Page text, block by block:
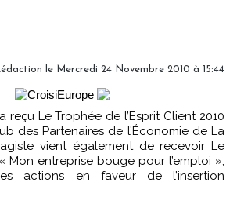
le Mercredi 24 Novembre 2010 à 15:44
des Partenaires de l’Économie de La
vient également de recevoir Le
Mon entreprise bouge pour l’emploi »,
actions en faveur de l’insertion